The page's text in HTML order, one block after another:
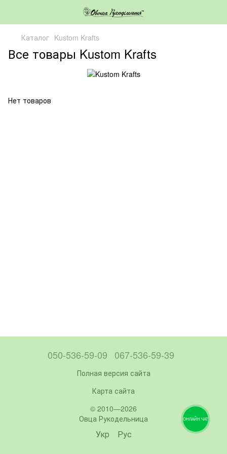
Каталог Kustom Krafts
Все товары Kustom Krafts
Нет товаров
050-536-59-09 067-536-59-39
Полная версия сайта
Карта сайта
© 2010—2026
Овца Рукодельница
Укр Рус
ОНЛАЙН ЧАТ